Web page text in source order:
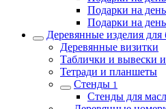
Подарки на
Подарки на
Деревянные изделия для
Деревянные визитки
Таблички и вывески
Тетради и планшеты
Стенды 1
Стенды для